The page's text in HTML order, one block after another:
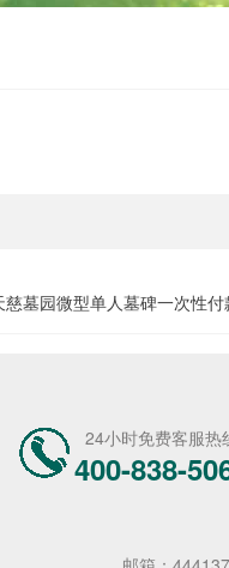
慈墓园微型单人墓碑一次性
24小时免费客服热
400-838-